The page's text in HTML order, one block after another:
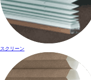
スクリーン